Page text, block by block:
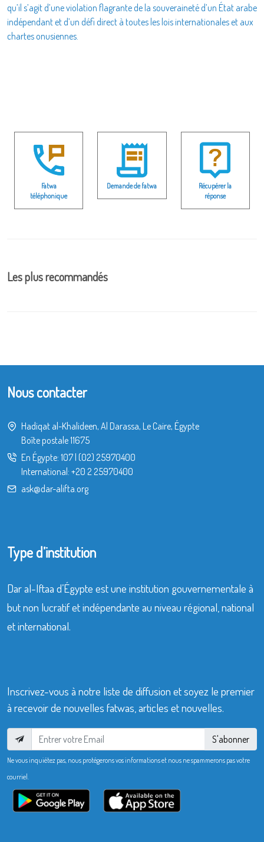
qu’il s’agit d’une violation flagrante de la souveraineté d’un État arabe
indépendant et d’un défi direct à toutes les lois internationales et aux
chartes onusiennes.
Fatwa
téléphonique
Demande de fatwa
Récupérer la
réponse
Les plus recommandés
Nous contacter
Hadiqat al-Khalideen, Al Darassa, Le Caire, Égypte
Boîte postale 11675
En Égypte: 107 (02) 25970400
International: +20 2 25970400
ask@dar-alifta.org
Type d’institution
Dar al-Iftaa d’Égypte est une institution gouvernementale à
but non lucratif et indépendante au niveau régional, national
et international.
Inscrivez-vous à notre liste de diffusion et soyez le premier
à recevoir de nouvelles fatwas, articles et nouvelles.
S'abonner
Ne vous inquiétez pas, nous protégerons vos informations et nous ne spammerons pas votre
courriel.